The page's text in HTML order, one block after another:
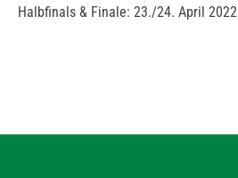
Halbfinals & Finale: 23./24. April 2022